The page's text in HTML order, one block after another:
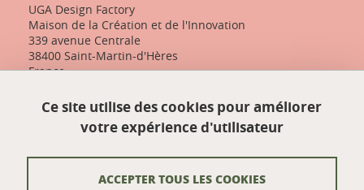
UGA Design Factory
Maison de la Création et de l'Innovation
339 avenue Centrale
38400 Saint-Martin-d'Hères
France
+33 (0)4 57 04 10 55
designfactory-contact@univ-grenoble-alpes.fr
Nos actualités
Ce site utilise des cookies pour améliorer
votre expérience d'utilisateur
ACCEPTER TOUS LES COOKIES